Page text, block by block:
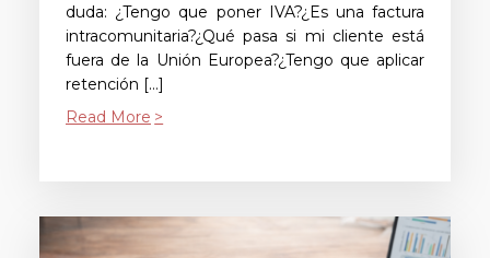
duda: ¿Tengo que poner IVA?¿Es una factura
intracomunitaria?¿Qué pasa si mi cliente está
fuera de la Unión Europea?¿Tengo que aplicar
retención […]
Read More